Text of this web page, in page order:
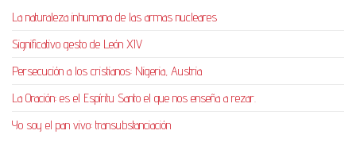
La naturaleza inhumana de las armas nucleares
Significativo gesto de León XIV
Persecución a los cristianos: Nigeria, Austria
La Oración: es el Espíritu Santo el que nos enseña a rezar.
Yo soy el pan vivo: transubstanciación